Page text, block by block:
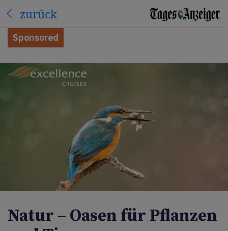
zurück
Sponsored
Natur – Oasen für Pflanzen